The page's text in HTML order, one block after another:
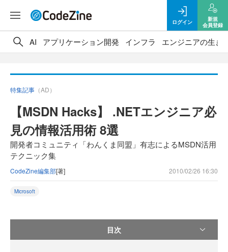
ログイン
新規
会員登録
AI アプリケーション開発 インフラ エンジニアの生き
特集記事 （AD）
【MSDN Hacks】 .NETエンジニア必
見の情報活用術 8選
開発者コミュニティ「わんくま同盟」有志によるMSDN活用
テクニック集
CodeZine編集部[著] 2010/02/26 16:30
Microsoft
目次